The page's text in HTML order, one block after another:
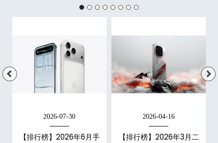
2026-07-30
【排行榜】2026年6月手
2026-04-16
【排行榜】2026年3月二